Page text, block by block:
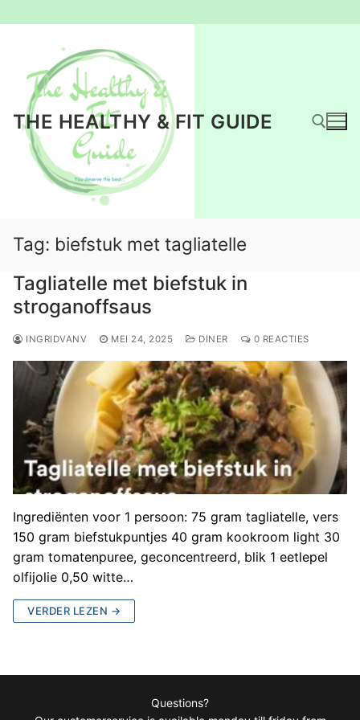
inhoud
THE HEALTHY & FIT GUIDE
Tag: biefstuk met tagliatelle
Tagliatelle met biefstuk in
stroganoffsaus
INGRIDVANV MEI 24, 2025 DINER 0 REACTIES
Ingrediënten voor 1 persoon: 75 gram tagliatelle, vers
150 gram biefstukpuntjes 40 gram kookroom light 30
gram tomatenpuree, geconcentreerd, blik 1 eetlepel
olfijolie 0,50 witte…
VERDER LEZEN →
Questions?